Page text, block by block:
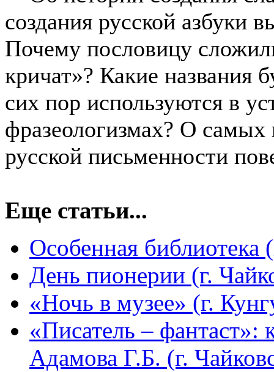
создания русской азбуки
Почему пословицу
кричат»? Какие названия
сих пор используются в
фразеологизмах? О самых
русской письменности
Еще статьи...
Особенная библиотека
День пионерии (г.
«Ночь в музее» (г.
«Писатель –
Адамова Г.Б. (г.